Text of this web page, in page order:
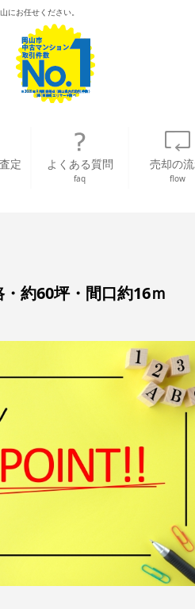
にお任せください。
定 よくある質問
faq
売却の
flow
約60坪・間口約16ｍ